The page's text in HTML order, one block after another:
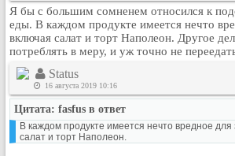
Я бы с большим сомненем относился к
еды. В каждом продукте имеется нечто
включая салат и торт Наполеон. Другое
потреблять в меру, и уж точно не
Status
16 августа 2019 10:16
Цитата: fasfus в ответ
В каждом продукте имеется нечто вредное для
салат и торт Наполеон.